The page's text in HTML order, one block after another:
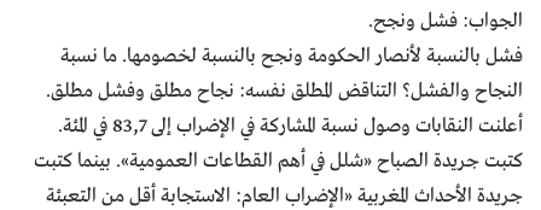
الجواب: فشل ونجح.
فشل بالنسبة لأنصار الحكومة ونجح بالنسبة لخصومها. ما نسبة
النجاح والفشل؟ التناقض المطلق نفسه: نجاح مطلق وفشل مطلق.
أعلنت النقابات وصول نسبة المشاركة في الإضراب إلى 83,7 في المئة.
كتبت جريدة الصباح «شلل في أهم القطاعات العمومية». بينما كتبت
جريدة الأحداث المغربية «الإضراب العام: الاستجابة أقل من التعبئة